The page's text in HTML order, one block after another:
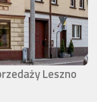
Leszno